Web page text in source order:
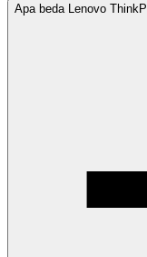
Apa beda Lenovo